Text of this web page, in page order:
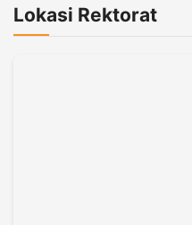
Lokasi Rektorat